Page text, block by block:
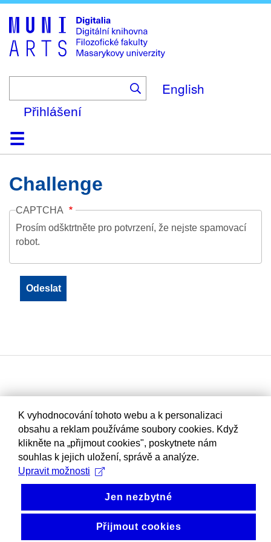
to
main
content
English
Přihlášení
DomůKolekce
Prohlížení
Vyhledávání
O platformě
Nápověda
KontaktDigitalia
Challenge
CAPTCHA
Prosím odšktrtněte pro potvrzení, že nejste spamovací
robot.
K vyhodnocování tohoto webu a k personalizaci
obsahu a reklam používáme soubory cookies. Když
klikněte na „přijmout cookies", poskytnete nám
souhlas k jejich uložení, správě a analýze.
Upravit možnosti
Jen nezbytné
Přijmout cookies